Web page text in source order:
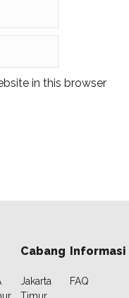
in this browser
Cabang
Jakarta
Informasi
FAQ